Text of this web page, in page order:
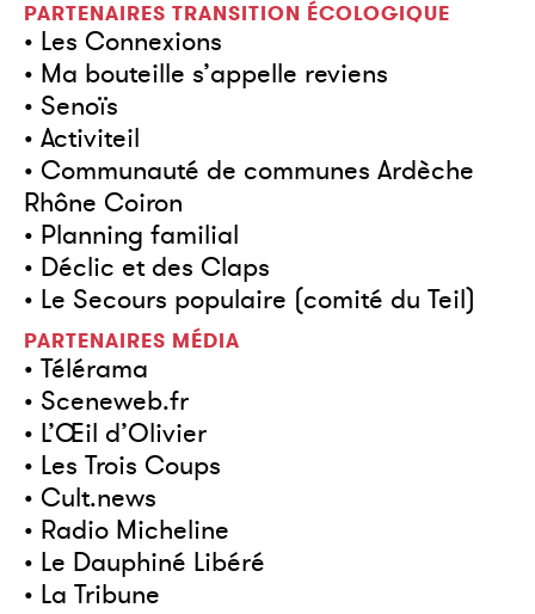
PARTENAIRES TRANSITION ÉCOLOGIQUE
• Les Connexions
• Ma bouteille s’appelle reviens
• Senoïs
• Activiteil
• Communauté de communes Ardèche
Rhône Coiron
• Planning familial
• Déclic et des Claps
• Le Secours populaire (comité du Teil)
PARTENAIRES MÉDIA
• Télérama
• Sceneweb.fr
• L’Œil d’Olivier
• Les Trois Coups
• Cult.news
• Radio Micheline
• Le Dauphiné Libéré
• La Tribune